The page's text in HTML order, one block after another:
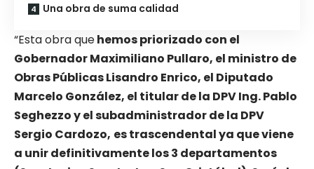
Una obra de suma calidad
“Esta obra quehemos priorizado con el
Gobernador Maximiliano Pullaro, el ministro de
Obras Públicas Lisandro Enrico, el Diputado
Marcelo González, el titular de la DPV Ing. Pablo
Seghezzo y el subadministrador de la DPV
Sergio Cardozo, es trascendental ya que viene
a unir definitivamente los 3 departamentos